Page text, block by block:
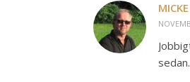
MICKE
sedan.